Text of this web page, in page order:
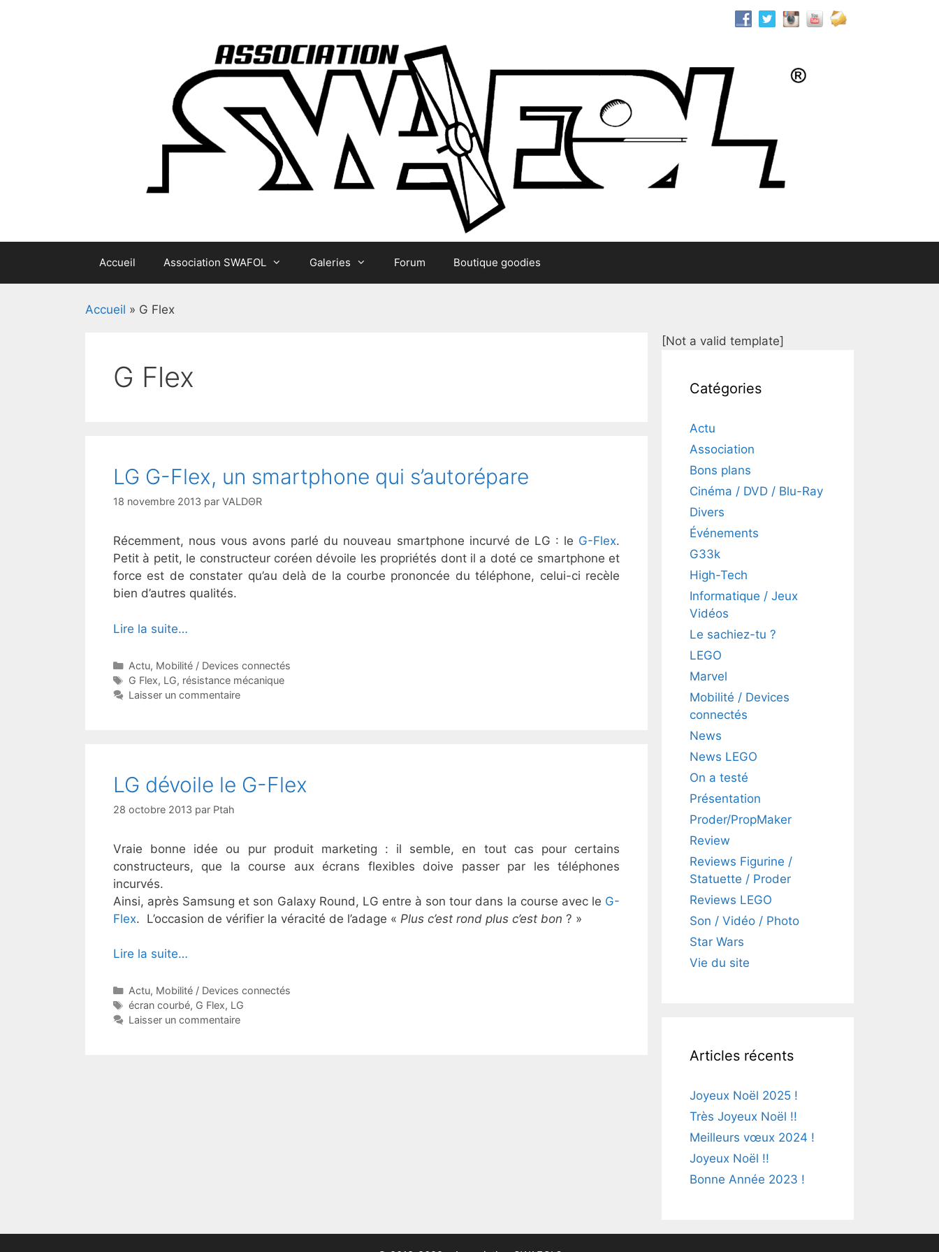
Accueil Association SWAFOL Galeries Forum Boutique goodies
Accueil » G Flex
G Flex
LG G-Flex, un smartphone qui s’autorépare
18 novembre 2013 par VALDΘR
Récemment, nous vous avons parlé du nouveau smartphone incurvé de LG : le G-Flex.
Petit à petit, le constructeur coréen dévoile les propriétés dont il a doté ce smartphone et
force est de constater qu’au delà de la courbe prononcée du téléphone, celui-ci recèle
bien d’autres qualités.
Lire la suite…
Catégories
Actu, Mobilité / Devices connectés
Étiquettes
G Flex, LG, résistance mécanique
Laisser un commentaire
LG dévoile le G-Flex
28 octobre 2013 par Ptah
Vraie bonne idée ou pur produit marketing : il semble, en tout cas pour certains
constructeurs, que la course aux écrans flexibles doive passer par les téléphones
incurvés.
Ainsi, après Samsung et son Galaxy Round, LG entre à son tour dans la course avec le G-
Flex. L’occasion de vérifier la véracité de l’adage « Plus c’est rond plus c’est bon ? »
Lire la suite…
Catégories
Actu, Mobilité / Devices connectés
Étiquettes
écran courbé, G Flex, LG
Laisser un commentaire
[Not a valid template]
Catégories
Actu
Association
Bons plans
Cinéma / DVD / Blu-Ray
Divers
Événements
G33k
High-Tech
Informatique / Jeux
Vidéos
Le sachiez-tu ?
LEGO
Marvel
Mobilité / Devices
connectés
News
News LEGO
On a testé
Présentation
Proder/PropMaker
Review
Reviews Figurine /
Statuette / Proder
Reviews LEGO
Son / Vidéo / Photo
Star Wars
Vie du site
Articles récents
Joyeux Noël 2025 !
Très Joyeux Noël !!
Meilleurs vœux 2024 !
Joyeux Noël !!
Bonne Année 2023 !